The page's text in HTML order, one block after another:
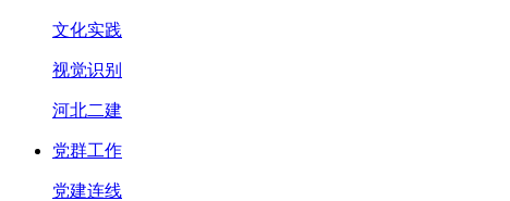
文化实践
视觉识别
河北二建
党群工作
党建连线